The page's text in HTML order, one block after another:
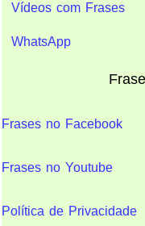
Vídeos com Frases
WhatsApp
Frases no Facebook
Frases no Youtube
Política de Privacidade